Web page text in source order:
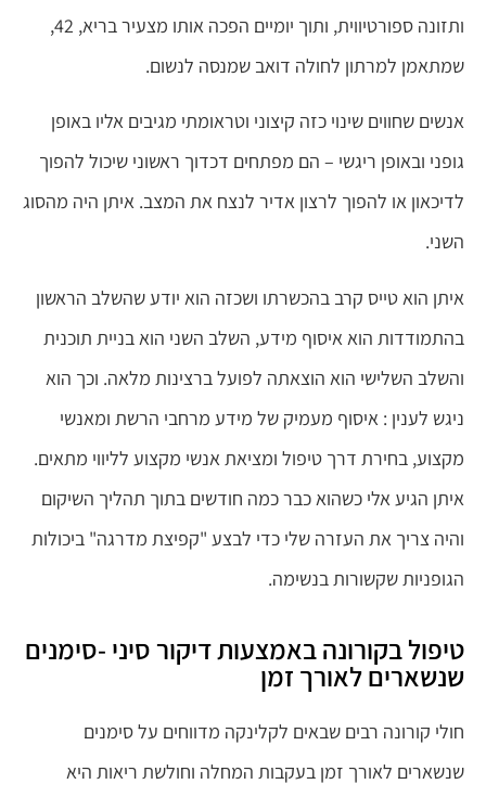
ותזונה ספורטיווית, ותוך יומיים הפכה אותו מצעיר בריא, 42,
שמתאמן למרתון לחולה דואב שמנסה לנשום.
אנשים שחווים שינוי כזה קיצוני וטראומתי מגיבים אליו באופן
גופני ובאופן ריגשי – הם מפתחים דכדוך ראשוני שיכול להפוך
לדיכאון או להפוך לרצון אדיר לנצח את המצב. איתן היה מהסוג
השני.
איתן הוא טייס קרב בהכשרתו ושכזה הוא יודע שהשלב הראשון
בהתמודדות הוא איסוף מידע, השלב השני הוא בניית תוכנית
והשלב השלישי הוא הוצאתה לפועל ברצינות מלאה. וכך הוא
ניגש לענין : איסוף מעמיק של מידע מרחבי הרשת ומאנשי
מקצוע, בחירת דרך טיפול ומציאת אנשי מקצוע לליווי מתאים.
איתן הגיע אלי כשהוא כבר כמה חודשים בתוך תהליך השיקום
והיה צריך את העזרה שלי כדי לבצע "קפיצת מדרגה" ביכולות
הגופניות שקשורות בנשימה.
טיפול בקורונה באמצעות דיקור סיני -סימנים
שנשארים לאורך זמן
חולי קורונה רבים שבאים לקלינקה מדווחים על סימנים
שנשארים לאורך זמן בעקבות המחלה וחולשת ריאות היא